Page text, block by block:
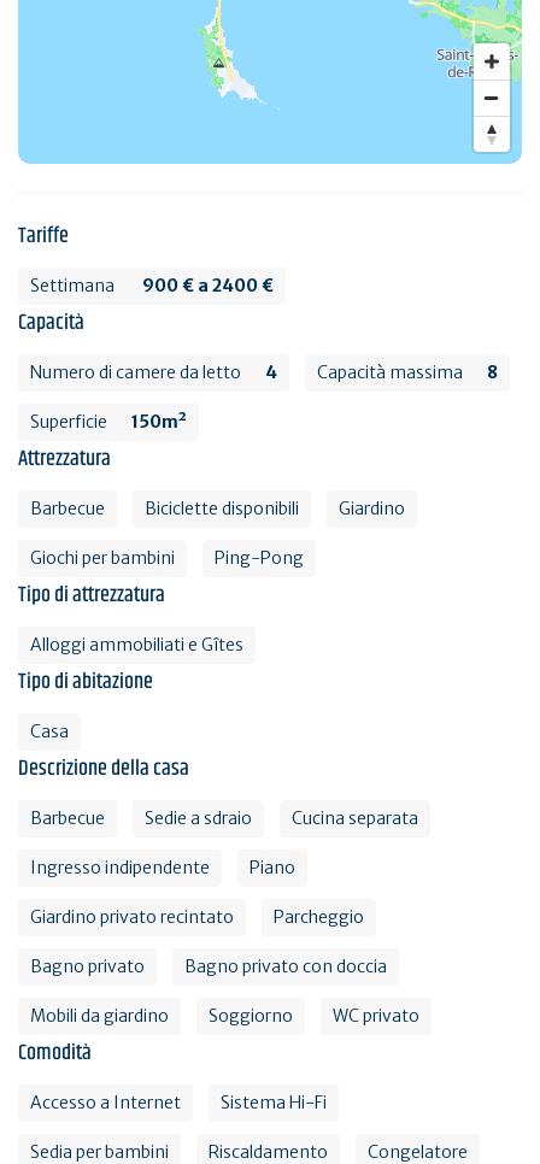
Tariffe
Settimana 900 € a 2400 €
Capacità
Numero di camere da letto 4 Capacità massima 8
Superficie 150m²
Attrezzatura
Barbecue Biciclette disponibili Giardino
Giochi per bambini Ping-Pong
Tipo di attrezzatura
Alloggi ammobiliati e Gîtes
Tipo di abitazione
Casa
Descrizione della casa
Barbecue Sedie a sdraio Cucina separata
Ingresso indipendente Piano
Giardino privato recintato Parcheggio
Bagno privato Bagno privato con doccia
Mobili da giardino Soggiorno WC privato
Comodità
Accesso a Internet Sistema Hi-Fi
Sedia per bambini Riscaldamento Congelatore